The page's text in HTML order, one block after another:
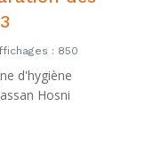
: 850
d'hygiène
Hosni